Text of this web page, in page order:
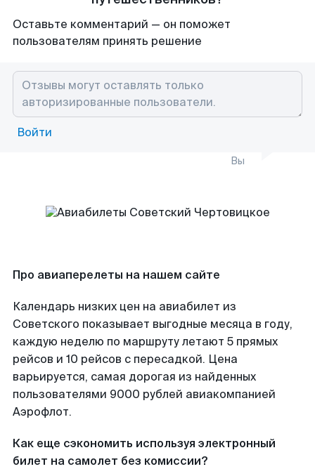
Оставьте комментарий — он поможет
пользователям принять решение
Войти
Вы
Про авиаперелеты на нашем сайте
Календарь низких цен на авиабилет из
Советского показывает выгодные месяца в году,
каждую неделю по маршруту летают 5 прямых
рейсов и 10 рейсов с пересадкой. Цена
варьируется, самая дорогая из найденных
пользователями 9000 рублей авиакомпанией
Аэрофлот.
Как еще сэкономить используя электронный
билет на самолет без комиссии?